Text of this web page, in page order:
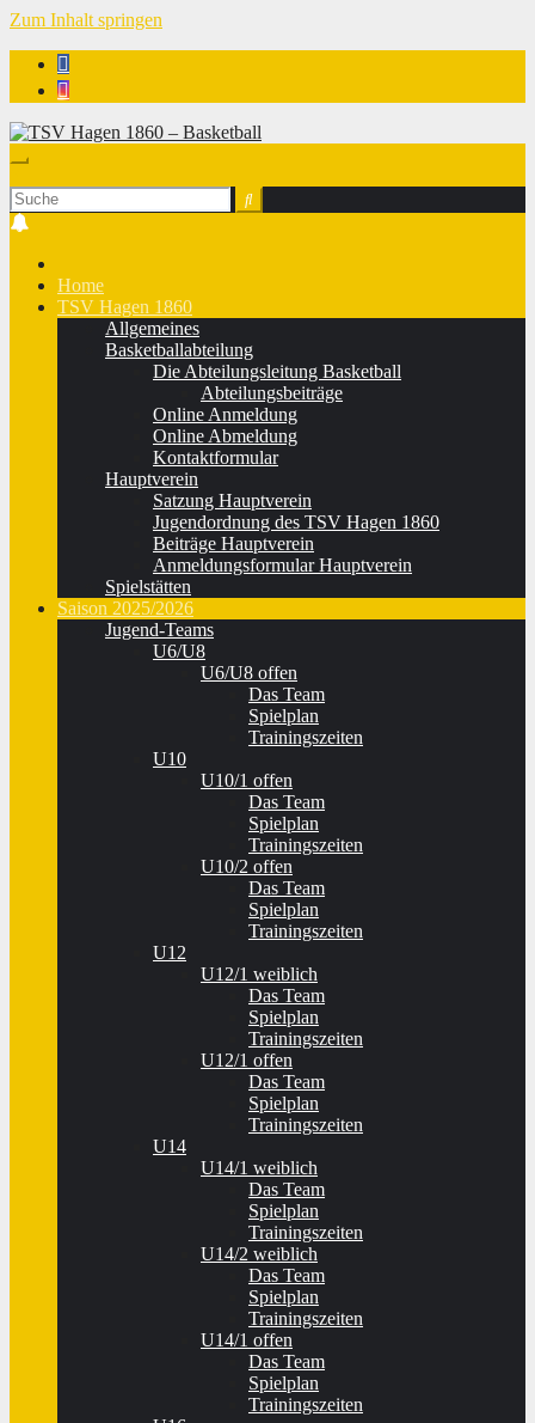
Zum Inhalt springen
Home
TSV Hagen 1860
Allgemeines
Basketballabteilung
Die Abteilungsleitung Basketball
Abteilungsbeiträge
Online Anmeldung
Online Abmeldung
Kontaktformular
Hauptverein
Satzung Hauptverein
Jugendordnung des TSV Hagen 1860
Beiträge Hauptverein
Anmeldungsformular Hauptverein
Spielstätten
Saison 2025/2026
Jugend-Teams
U6/U8
U6/U8 offen
Das Team
Spielplan
Trainingszeiten
U10
U10/1 offen
Das Team
Spielplan
Trainingszeiten
U10/2 offen
Das Team
Spielplan
Trainingszeiten
U12
U12/1 weiblich
Das Team
Spielplan
Trainingszeiten
U12/1 offen
Das Team
Spielplan
Trainingszeiten
U14
U14/1 weiblich
Das Team
Spielplan
Trainingszeiten
U14/2 weiblich
Das Team
Spielplan
Trainingszeiten
U14/1 offen
Das Team
Spielplan
Trainingszeiten